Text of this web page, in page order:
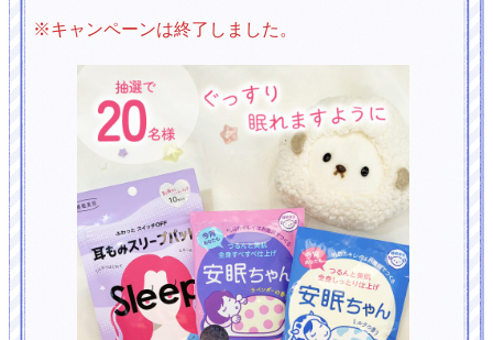
※キャンペーンは終了しました。